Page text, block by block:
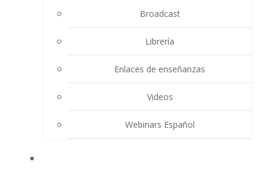
Broadcast
Librería
Enlaces de enseñanzas
Videos
Webinars Español